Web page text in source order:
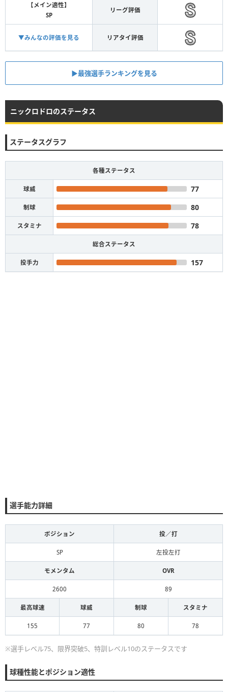
【メイン適性】
SP
リーグ評価
▼みんなの評価を見る リアタイ評価
▶︎最強選手ランキングを見る
ニックロドロのステータス
ステータスグラフ
各種ステータス
球威 77
制球 80
スタミナ 78
総合ステータス
投手力 157
選手能力詳細
ポジション 投／打
SP 左投左打
モメンタム OVR
2600 89
最高球速 球威 制球 スタミナ
155 77 80 78
※選手レベル75、限界突破5、特訓レベル10のステータスです
球種性能とポジション適性